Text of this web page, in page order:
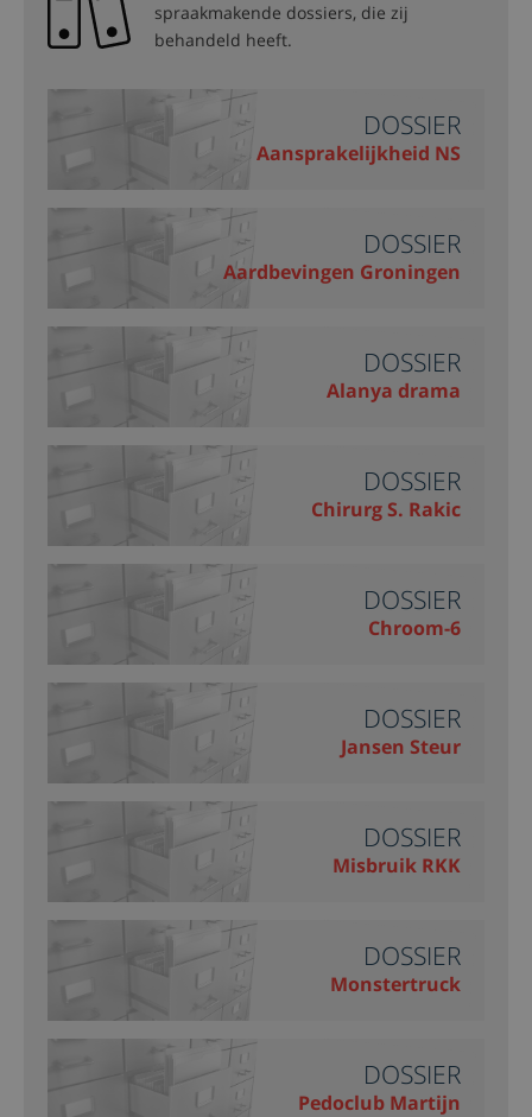
spraakmakende dossiers, die zij
behandeld heeft.
DOSSIER
Aansprakelijkheid NS
DOSSIER
Aardbevingen Groningen
DOSSIER
Alanya drama
DOSSIER
Chirurg S. Rakic
DOSSIER
Chroom-6
DOSSIER
Jansen Steur
DOSSIER
Misbruik RKK
DOSSIER
Monstertruck
DOSSIER
Pedoclub Martijn